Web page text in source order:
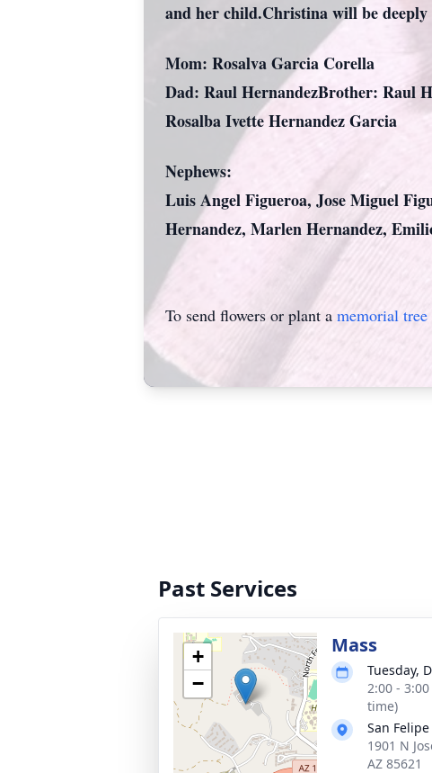
and her child.Christina will be deeply
Mom: Rosalva Garcia Corella
Dad: Raul HernandezBrother: Raul
Rosalba Ivette Hernandez Garcia
Nephews:
Luis Angel Figueroa, Jose Miguel
Hernandez, Marlen Hernandez,
To send flowers or plant a memorial tree
Past Services
+
−
Mass
Tuesday,
2:00 -
time)
San
1901 N
AZ 85621